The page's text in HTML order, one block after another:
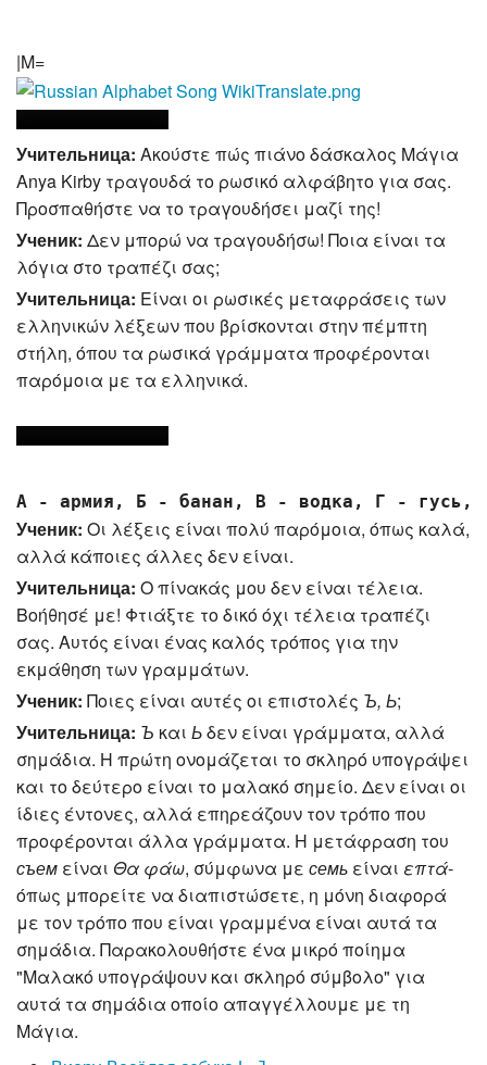
|M=
Учительница: Ακούστε πώς πιάνο δάσκαλος Μάγια
Anya Kirby τραγουδά το ρωσικό αλφάβητο για σας.
Προσπαθήστε να το τραγουδήσει μαζί της!
Ученик: Δεν μπορώ να τραγουδήσω! Ποια είναι τα
λόγια στο τραπέζι σας;
Учительница: Είναι οι ρωσικές μεταφράσεις των
ελληνικών λέξεων που βρίσκονται στην πέμπτη
στήλη, όπου τα ρωσικά γράμματα προφέρονται
παρόμοια με τα ελληνικά.
А - армия, Б - банан, В - водка, Г - гусь,
Ученик: Οι λέξεις είναι πολύ παρόμοια, όπως καλά,
αλλά κάποιες άλλες δεν είναι.
Учительница: Ο πίνακάς μου δεν είναι τέλεια.
Βοήθησέ με! Φτιάξτε το δικό όχι τέλεια τραπέζι
σας. Αυτός είναι ένας καλός τρόπος για την
εκμάθηση των γραμμάτων.
Ученик: Ποιες είναι αυτές οι επιστολές Ъ, Ь;
Учительница: Ъ και Ьδεν είναι γράμματα, αλλά
σημάδια. Η πρώτη ονομάζεται το σκληρό υπογράψει
και το δεύτερο είναι το μαλακό σημείο. Δεν είναι οι
ίδιες έντονες, αλλά επηρεάζουν τον τρόπο που
προφέρονται άλλα γράμματα. Η μετάφραση του
съем είναι Θα φάω, σύμφωνα με семь είναι επτά-
όπως μπορείτε να διαπιστώσετε, η μόνη διαφορά
με τον τρόπο που είναι γραμμένα είναι αυτά τα
σημάδια. Παρακολουθήστε ένα μικρό ποίημα
"Μαλακό υπογράψουν και σκληρό σύμβολο" για
αυτά τα σημάδια οποίο απαγγέλλουμε με τη
Μάγια.